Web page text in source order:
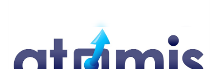
相談の上、ご希望のマシンを支給いたします。
・基本給：約231,500円～422,000円
・固定残業代：25時間分、約43,100円～78,500円（超
過分は別途支給）
・その他定額手当：30,000円